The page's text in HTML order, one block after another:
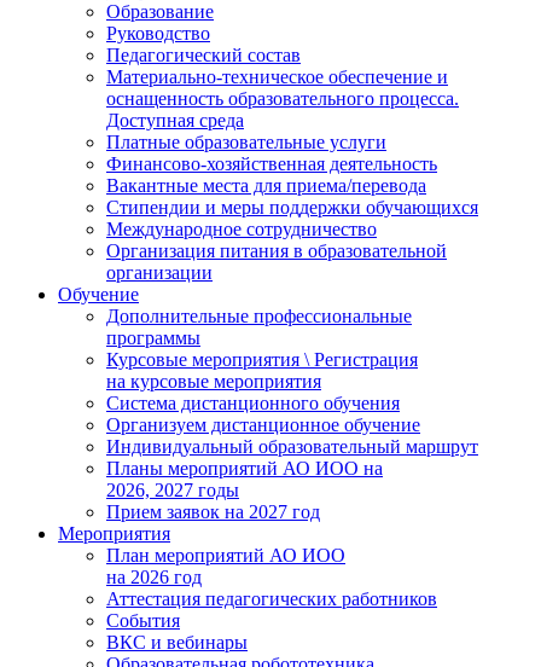
Образование
Руководство
Педагогический состав
Материально-техническое обеспечение и
оснащенность образовательного процесса.
Доступная среда
Платные образовательные услуги
Финансово-хозяйственная деятельность
Вакантные места для приема/перевода
Стипендии и меры поддержки обучающихся
Международное сотрудничество
Организация питания в образовательной
организации
Обучение
Дополнительные профессиональные
программы
Курсовые мероприятия \ Регистрация
на курсовые мероприятия
Система дистанционного обучения
Организуем дистанционное обучение
Индивидуальный образовательный маршрут
Планы мероприятий АО ИОО на
2026, 2027 годы
Прием заявок на 2027 год
Мероприятия
План мероприятий АО ИОО
на 2026 год
Аттестация педагогических работников
События
ВКС и вебинары